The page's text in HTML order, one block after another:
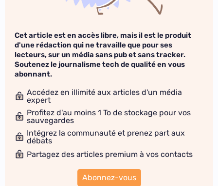
Cet article est en accès libre, mais il est le produit
d'une rédaction qui ne travaille que pour ses
lecteurs, sur un média sans pub et sans tracker.
Soutenez le journalisme tech de qualité en vous
abonnant.
Accédez en illimité aux articles d'un média
expert
Profitez d'au moins 1 To de stockage pour vos
sauvegardes
Intégrez la communauté et prenez part aux
débats
Partagez des articles premium à vos contacts
Abonnez-vous